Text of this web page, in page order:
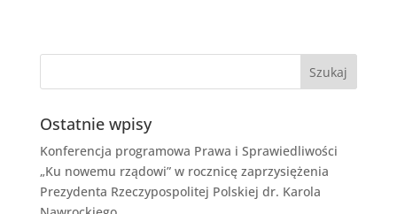
Ostatnie wpisy
Konferencja programowa Prawa i Sprawiedliwości
„Ku nowemu rządowi” w rocznicę zaprzysiężenia
Prezydenta Rzeczypospolitej Polskiej dr. Karola